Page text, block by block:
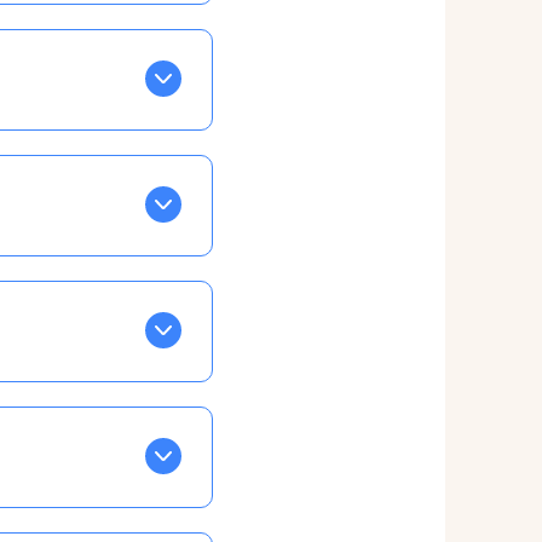
EN VERT
la semaine, mais
ainsi vous
taux horaire
confirmations par
ce qui ne vous
à cet effet